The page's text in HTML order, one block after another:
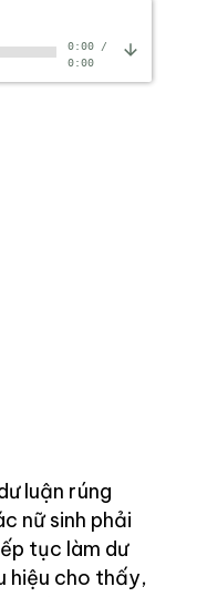
0:00/
0:00
luận rúng
nữ sinh phải
tục làm dư
hiệu cho thấy,